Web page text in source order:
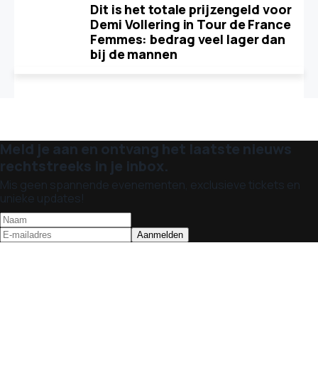
Dit is het totale prijzengeld voor
Demi Vollering in Tour de France
Femmes: bedrag veel lager dan
bij de mannen
Meld je aan en ontvang het laatste nieuws
rechtstreeks in je inbox.
Mis geen spannende evenementen, exclusieve tickets en
unieke updates!